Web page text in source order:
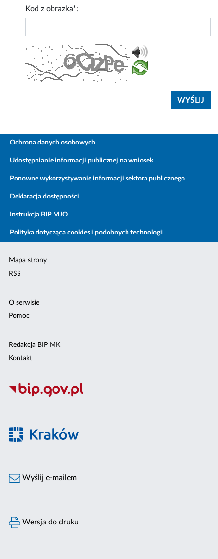
Kod z obrazka*:
Ochrona danych osobowych
Udostępnianie informacji publicznej na wniosek
Ponowne wykorzystywanie informacji sektora publicznego
Deklaracja dostępności
Instrukcja BIP MJO
Polityka dotycząca cookies i podobnych technologii
Mapa strony
RSS
O serwisie
Pomoc
Redakcja BIP MK
Kontakt
Wyślij e-mailem
Wersja do druku